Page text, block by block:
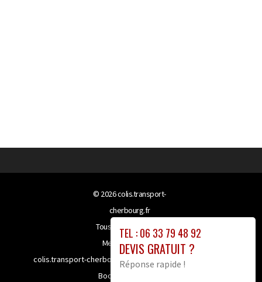
TEL : 06 33 79 48 92
DEVIS GRATUIT ?
Réponse rapide !
© 2026colis.transport-
cherbourg.fr
Tous droits réservés
Mentions légales
colis.transport-cherbourg.fr bénéficie de la technologie
Booster-site proxy